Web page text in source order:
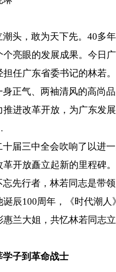
潮头，敢为天下先。40多
个亮眼的发展成果。今日
任广东省委书记的林若。
身正气、两袖清风的高尚
推进改革开放，为广东发
十届三中全会吹响了以进
开放矗立起新的里程碑。
忘先行者，林若同志是带
诞辰100周年，《时代潮
惠兰大姐，共忆林若同志
学子到革命战士